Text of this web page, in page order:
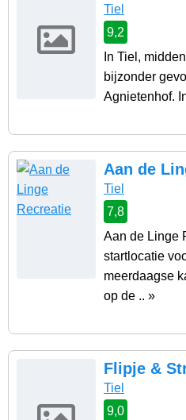
Tiel
9,2
In Tiel,
bijzonder
Agnietenhof.
Aan de
Tiel
7,8
Aan de Linge
startlocatie
meerdaagse
op de .. »
Flipje &
Tiel
9,0